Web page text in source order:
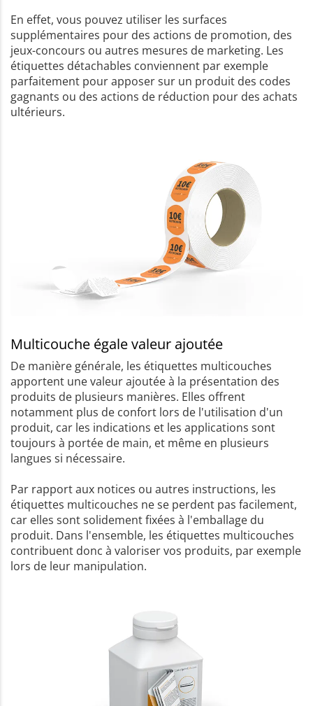
En effet, vous pouvez utiliser les surfaces
supplémentaires pour des actions de promotion, des
jeux-concours ou autres mesures de marketing. Les
étiquettes détachables conviennent par exemple
parfaitement pour apposer sur un produit des codes
gagnants ou des actions de réduction pour des achats
ultérieurs.
Multicouche égale valeur ajoutée
De manière générale, les étiquettes multicouches
apportent une valeur ajoutée à la présentation des
produits de plusieurs manières. Elles offrent
notamment plus de confort lors de l'utilisation d'un
produit, car les indications et les applications sont
toujours à portée de main, et même en plusieurs
langues si nécessaire.
Par rapport aux notices ou autres instructions, les
étiquettes multicouches ne se perdent pas facilement,
car elles sont solidement fixées à l'emballage du
produit. Dans l'ensemble, les étiquettes multicouches
contribuent donc à valoriser vos produits, par exemple
lors de leur manipulation.